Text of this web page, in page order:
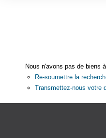
Nous n'avons pas de biens
Re-soumettre la
Transmettez-nous votre